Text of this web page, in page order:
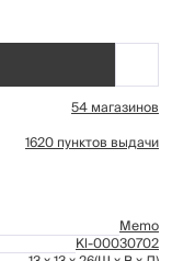
54 магазинов
1620 пунктов выдачи
Memo
Kl-00030702